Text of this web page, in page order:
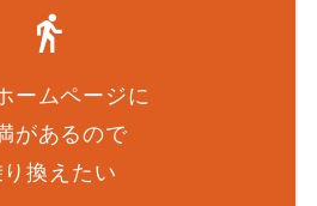
ームページに
があるので
り換えたい